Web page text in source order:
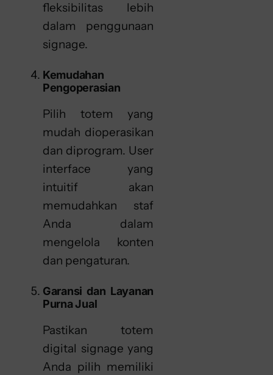
fleksibilitas lebih
dalam penggunaan
signage.
Kemudahan
Pengoperasian
Pilih totem yang
mudah dioperasikan
dan diprogram. User
interface yang
intuitif akan
memudahkan staf
Anda dalam
mengelola konten
dan pengaturan.
Garansi dan Layanan
Purna Jual
Pastikan totem
digital signage yang
Anda pilih memiliki